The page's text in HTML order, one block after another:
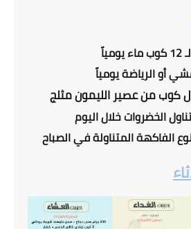
أو الرياضة يومياً
كوب من عصير الليمون مثلج
الخضروات خلال اليوم
الفاكهة المتناولة في الصباح